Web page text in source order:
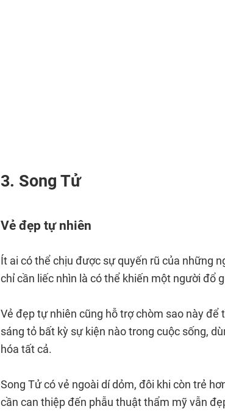
3. Song Tử
Vẻ đẹp tự nhiên
Ít ai có thể chịu được sự quyến rũ của những
chỉ cần liếc nhìn là có thể khiến một người đổ
Vẻ đẹp tự nhiên cũng hỗ trợ chòm sao này
sáng tỏ bất kỳ sự kiện nào trong cuộc sống,
hóa tất cả.
Song Tử có vẻ ngoài dí dỏm, đôi khi còn trẻ
cần can thiệp đến phẫu thuật thẩm mỹ vẫn